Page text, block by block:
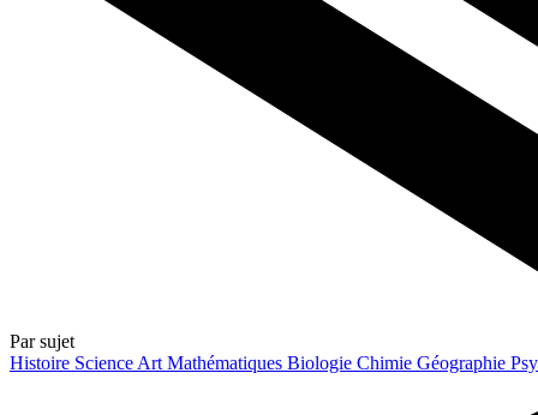
Par sujet
Histoire Science Art Mathématiques Biologie Chimie Géographie